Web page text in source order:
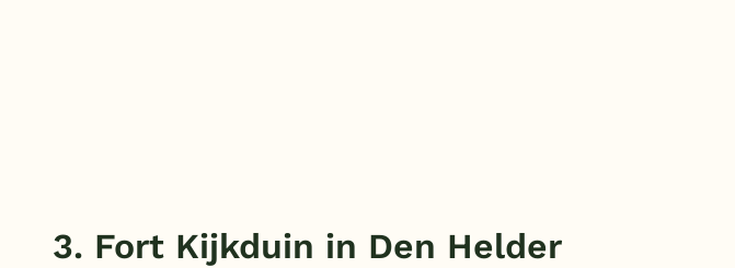
3. Fort Kijkduin in Den Helder